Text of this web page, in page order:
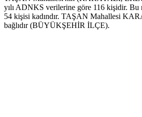
yılı ADNKS verilerine göre 116 kişidir. Bu
54 kişisi kadındır. TAŞAN Mahallesi
bağlıdır (BÜYÜKŞEHİR İLÇE).